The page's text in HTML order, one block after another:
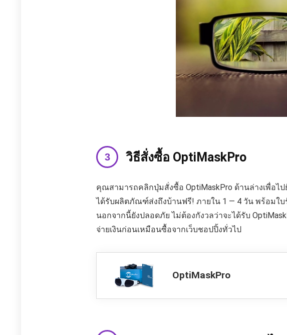
วิธีสั่งซื้อ OptiMaskPro
คุณสามารถคลิกปุ่มสั่งซื้อ OptiMaskPro ด้านล่างเพื่อไ
ได้รับผลิตภัณฑ์ส่งถึงบ้านฟรี! ภายใน 1 — 4 วัน พร้อมใบ
นอกจากนี้ยังปลอดภัย ไม่ต้องกังวลว่าจะได้รับ
จ่ายเงินก่อนเหมือนซื้อจากเว็บชอปปิ้งทั่วไป
OptiMaskPro